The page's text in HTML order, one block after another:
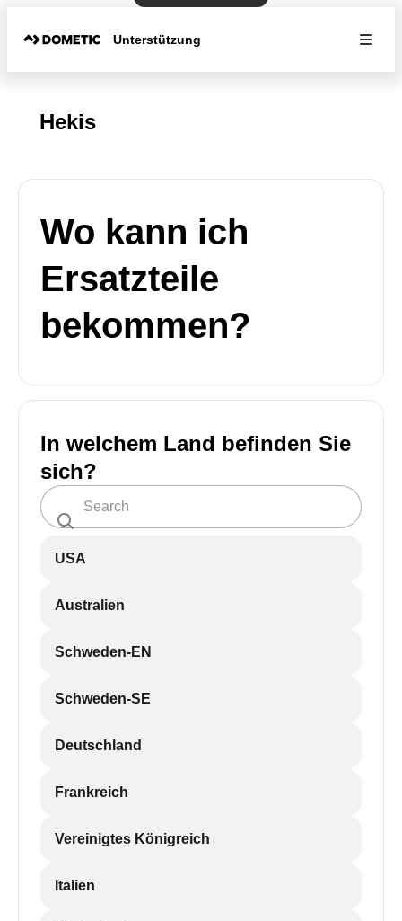
Unterstützung
Hekis
Wo kann ich
Ersatzteile
bekommen?
In welchem Land befinden Sie
sich?
USA
Australien
Schweden-EN
Schweden-SE
Deutschland
Frankreich
Vereinigtes Königreich
Italien